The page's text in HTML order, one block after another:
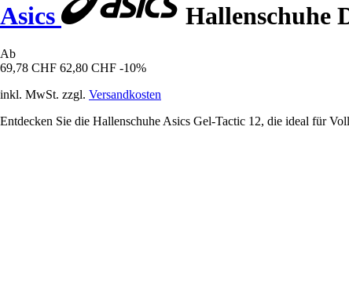
Asics Hallenschuhe
Ab
69,78 CHF 62,80 CHF -10%
inkl. MwSt. zzgl. Versandkosten
Entdecken Sie die Hallenschuhe Asics Gel-Tactic 12, die ideal für